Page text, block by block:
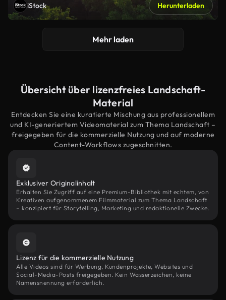
iStock Herunterladen
Mehr laden
Übersicht über lizenzfreies Landschaft-
Material
Entdecken Sie eine kuratierte Mischung aus professionellem
und KI-generiertem Videomaterial zum Thema Landschaft –
freigegeben für die kommerzielle Nutzung und auf moderne
Content-Workflows zugeschnitten.
Exklusiver Originalinhalt
Erhalten Sie Zugriff auf eine Premium-Bibliothek mit echtem, von
Kreativen aufgenommenem Filmmaterial zum Thema Landschaft
– konzipiert für Storytelling, Marketing und redaktionelle Zwecke.
Lizenz für die kommerzielle Nutzung
Alle Videos sind für Werbung, Kundenprojekte, Websites und
Social-Media-Posts freigegeben. Kein Wasserzeichen, keine
Namensnennung erforderlich.